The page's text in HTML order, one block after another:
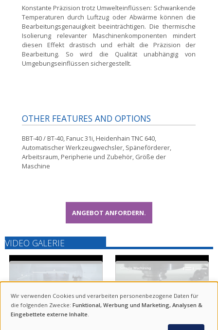
Konstante Präzision trotz Umwelteinflüssen: Schwankende
Temperaturen durch Luftzug oder Abwärme können die
Bearbeitungsgenauigkeit beeinträchtigen. Die thermische
Isolierung relevanter Maschinenkomponenten mindert
diesen Effekt drastisch und erhält die Präzision der
Bearbeitung. So wird die Qualität unabhängig von
Umgebungseinflüssen sichergestellt.
OTHER FEATURES AND OPTIONS
BBT-40 / BT-40, Fanuc 31i, Heidenhain TNC 640,
Automatischer Werkzeugwechsler, Späneförderer,
Arbeitsraum, Peripherie und Zubehör, Größe der
Maschine
ANGEBOT ANFORDERN.
VIDEO GALERIE
VERWENDUNG
VON
Wir verwenden Cookies und verarbeiten personenbezogene Daten für
die folgenden Zwecke:Funktional, Werbung und Marketing, Analysen &
Eingebettete externe Inhalte.